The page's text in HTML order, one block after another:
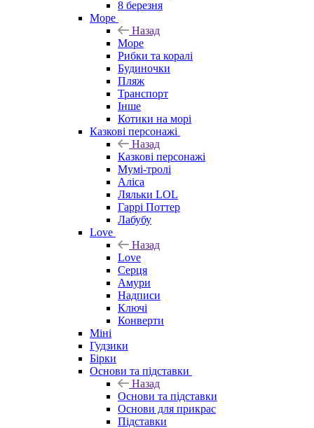
8 березня
Море
Назад
Море
Рибки та коралі
Будиночки
Пляж
Транспорт
Інше
Котики на морі
Казкові персонажі
Назад
Казкові персонажі
Мумі-тролі
Аліса
Ляльки LOL
Гаррі Поттер
Лабубу
Love
Назад
Love
Серця
Амури
Надписи
Ключі
Конверти
Міні
Гудзики
Бірки
Основи та підставки
Назад
Основи та підставки
Основи для прикрас
Підставки